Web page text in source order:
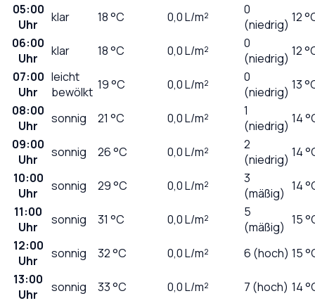
05:00
Uhr
klar 18°C 0,0L/m²
0
(niedrig) 12
06:00
Uhr
klar 18°C 0,0L/m²
0
(niedrig) 12
07:00
Uhr
leicht
bewölkt 19°C 0,0L/m²
0
(niedrig) 13
08:00
Uhr
sonnig 21 °C 0,0L/m²
1
(niedrig) 14
09:00
Uhr
sonnig 26°C 0,0L/m²
2
(niedrig) 14
10:00
Uhr
sonnig 29°C 0,0L/m²
3
(mäßig) 14
11:00
Uhr
sonnig 31 °C 0,0L/m²
5
(mäßig) 15
12:00
Uhr
sonnig 32°C 0,0L/m² 6 (hoch) 15
13:00
Uhr
sonnig 33°C 0,0L/m² 7 (hoch) 14